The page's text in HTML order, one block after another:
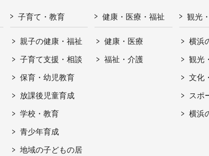
子育て・教育
親子の健康・福祉
子育て支援・相談
保育・幼児教育
放課後児童育成
学校・教育
青少年育成
地域の子どもの居
健康・医療・福祉
健康・医療
福祉・介護
観光
横浜
観光
文化
スポ
横浜